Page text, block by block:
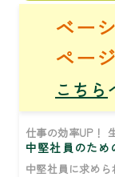
ベー
ペー
こちら
仕事の効率UP！
中堅社員のた
中堅社員に求め